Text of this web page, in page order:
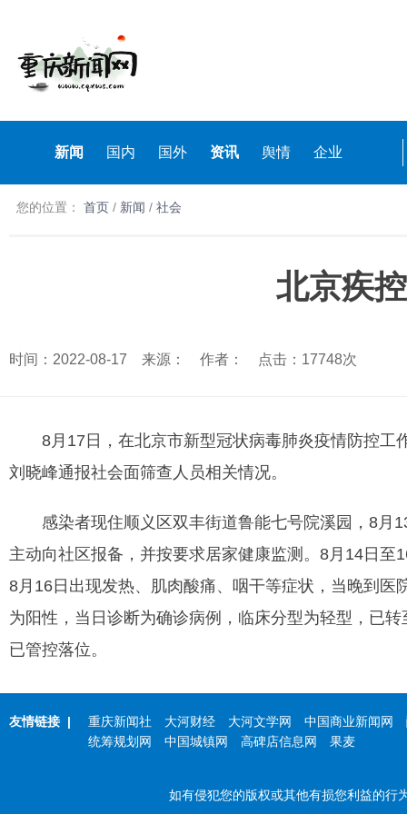
新闻 国内 国外 资讯 舆情 企业
您的位置： 首页 / 新闻 / 社会
北京疾
时间：2022-08-17 来源： 作者： 点击：17748次
8月17日，在北京市新型冠状病毒肺炎疫情防控工
刘晓峰通报社会面筛查人员相关情况。
感染者现住顺义区双丰街道鲁能七号院溪园，8月
主动向社区报备，并按要求居家健康监测。8月14日
8月16日出现发热、肌肉酸痛、咽干等症状，当晚到医
为阳性，当日诊断为确诊病例，临床分型为轻型，已
已管控落位。
友情链接 | 重庆新闻社 大河财经 大河文学网 中国商业新闻网
统筹规划网
中国城镇网 高碑店信息网 果麦
如有侵犯您的版权或其他有损您利益的行